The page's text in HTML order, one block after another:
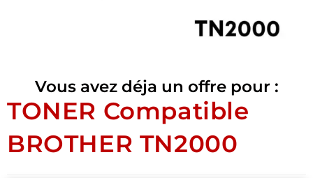
Vous avez déja un offre pour :
TONER Compatible
BROTHER TN2000